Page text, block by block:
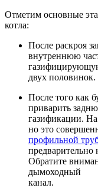
Отметим основные
котла:
После раскроя
внутреннюю
двух половинок.
После того как
приварить
газификации.
но это
профильной
предварительно
Обратите
дымоходный
канал.